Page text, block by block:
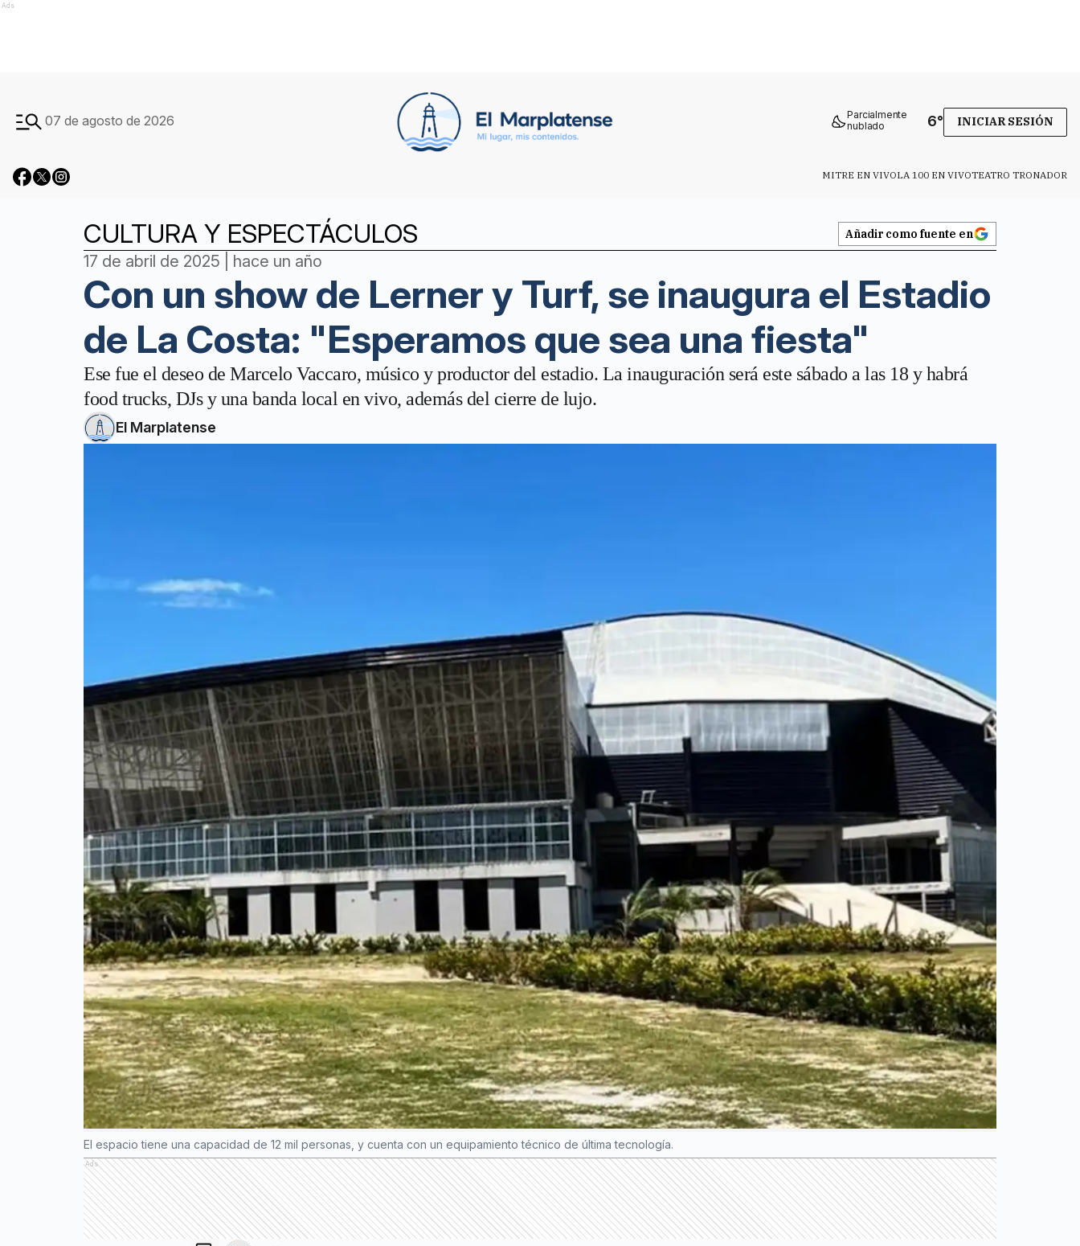
Ads
07 de agosto de 2026
Parcialmente
nublado
6° INICIAR SESIÓN
MITRE EN VIVOLA 100 EN VIVOTEATRO TRONADOR
CULTURA Y ESPECTÁCULOS Añadir como fuente en
17 de abril de 2025 | hace un año
Con un show de Lerner y Turf, se inaugura el Estadio
de La Costa: "Esperamos que sea una fiesta"
Ese fue el deseo de Marcelo Vaccaro, músico y productor del estadio. La inauguración será este sábado a las 18 y habrá
food trucks, DJs y una banda local en vivo, además del cierre de lujo.
El Marplatense
El espacio tiene una capacidad de 12 mil personas, y cuenta con un equipamiento técnico de última tecnología.
Ads